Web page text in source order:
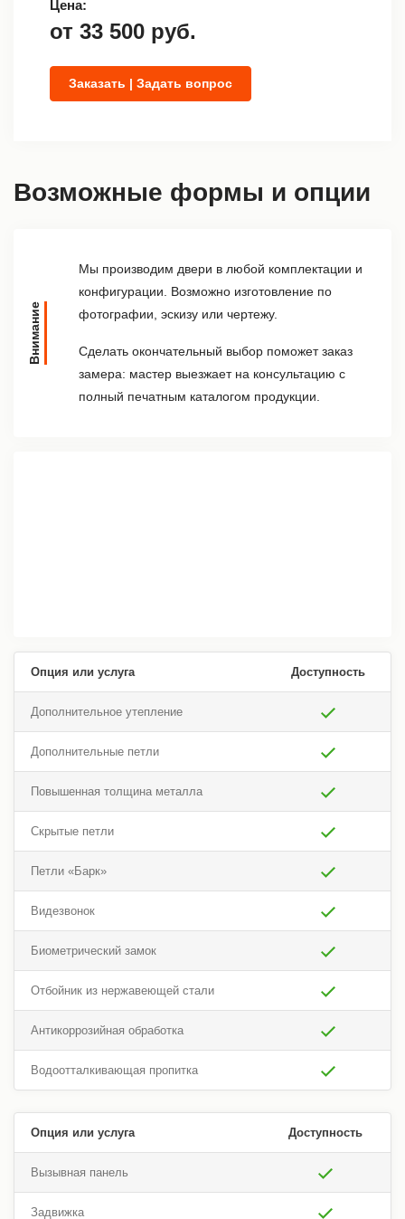
Цена:
от 33 500 руб.
Заказать | Задать вопрос
Возможные формы и опции
Внимание
Мы производим двери в любой комплектации и
конфигурации. Возможно изготовление по
фотографии, эскизу или чертежу.
Сделать окончательный выбор поможет заказ
замера: мастер выезжает на консультацию с
полный печатным каталогом продукции.
Опция или услуга Доступность
Дополнительное утепление
Дополнительные петли
Повышенная толщина металла
Скрытые петли
Петли «Барк»
Видезвонок
Биометрический замок
Отбойник из нержавеющей стали
Антикоррозийная обработка
Водоотталкивающая пропитка
Опция или услуга Доступность
Вызывная панель
Задвижка